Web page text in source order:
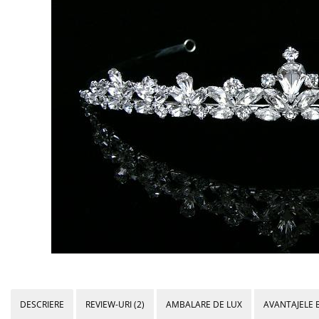
Cele mai vandute
Cele mai votate
DESCRIERE REVIEW-URI(2) AMBALARE DE LUX AVANTAJELE